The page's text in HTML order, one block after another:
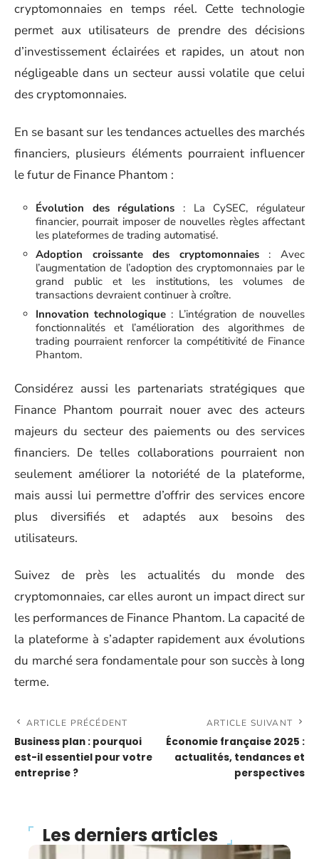
cryptomonnaies en temps réel. Cette technologie
permet aux utilisateurs de prendre des décisions
d’investissement éclairées et rapides, un atout non
négligeable dans un secteur aussi volatile que celui
des cryptomonnaies.
En se basant sur les tendances actuelles des marchés
financiers, plusieurs éléments pourraient influencer
le futur de Finance Phantom :
Évolution des régulations : La CySEC, régulateur
financier, pourrait imposer de nouvelles règles affectant
les plateformes de trading automatisé.
Adoption croissante des cryptomonnaies: Avec
l’augmentation de l’adoption des cryptomonnaies par le
grand public et les institutions, les volumes de
transactions devraient continuer à croître.
Innovation technologique : L’intégration de nouvelles
fonctionnalités et l’amélioration des algorithmes de
trading pourraient renforcer la compétitivité de Finance
Phantom.
Considérez aussi les partenariats stratégiques que
Finance Phantom pourrait nouer avec des acteurs
majeurs du secteur des paiements ou des services
financiers. De telles collaborations pourraient non
seulement améliorer la notoriété de la plateforme,
mais aussi lui permettre d’offrir des services encore
plus diversifiés et adaptés aux besoins des
utilisateurs.
Suivez de près les actualités du monde des
cryptomonnaies, car elles auront un impact direct sur
les performances de Finance Phantom. La capacité de
la plateforme à s’adapter rapidement aux évolutions
du marché sera fondamentale pour son succès à long
terme.
ARTICLE PRÉCÉDENT
Business plan : pourquoi
est-il essentiel pour votre
entreprise ?
ARTICLE SUIVANT
Économie française 2025 :
actualités, tendances et
perspectives
Les derniers articles